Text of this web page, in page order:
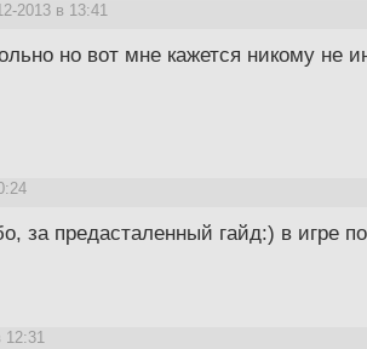
2013 в 13:41
но вот мне кажется никому
за предасталенный гайд:) в игре
12:31